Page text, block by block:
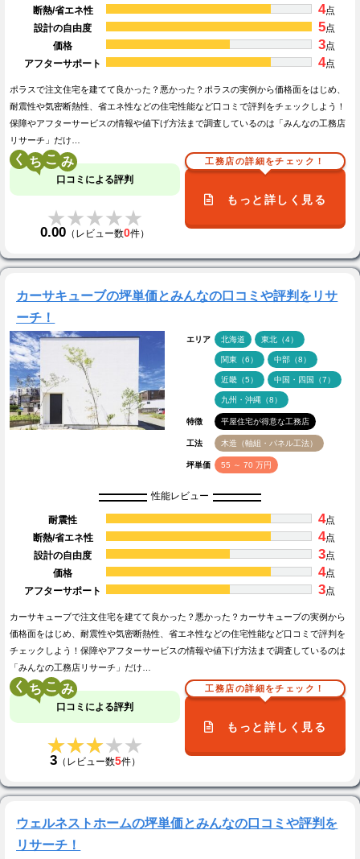
断熱/省エネ性
4点
設計の自由度
5点
価格
3点
アフターサポート
4点
ポラスで注文住宅を建てて良かった？悪かった？ポラスの実例から価格面をはじめ、
耐震性や気密断熱性、省エネ性などの住宅性能など口コミで評判をチェックしよう！
保障やアフターサービスの情報や値下げ方法まで調査しているのは「みんなの工務店
リサーチ」だけ…
く こ
口コミによる評判
★★★★★
★★★★★
0.00 （レビュー数0件）
工務店の詳細をチェック！
もっと詳しく見る
カーサキューブの坪単価とみんなの口コミや評判をリサ
ーチ！
エリア 北海道 東北（4）
関東（6） 中部（8）
近畿（5） 中国・四国（7）
九州・沖縄（8）
特徴 平屋住宅が得意な工務店
工法 木造（軸組・パネル工法）
坪単価 55 ～ 70 万円
性能レビュー
耐震性 4点
断熱/省エネ性
4点
設計の自由度
3点
価格
4点
アフターサポート
3点
カーサキューブで注文住宅を建てて良かった？悪かった？カーサキューブの実例から
価格面をはじめ、耐震性や気密断熱性、省エネ性などの住宅性能など口コミで評判を
チェックしよう！保障やアフターサービスの情報や値下げ方法まで調査しているのは
「みんなの工務店リサーチ」だけ…
く こ
口コミによる評判
★★★★★
★★★★★
3（レビュー数5件）
工務店の詳細をチェック！
もっと詳しく見る
ウェルネストホームの坪単価とみんなの口コミや評判を
リサーチ！